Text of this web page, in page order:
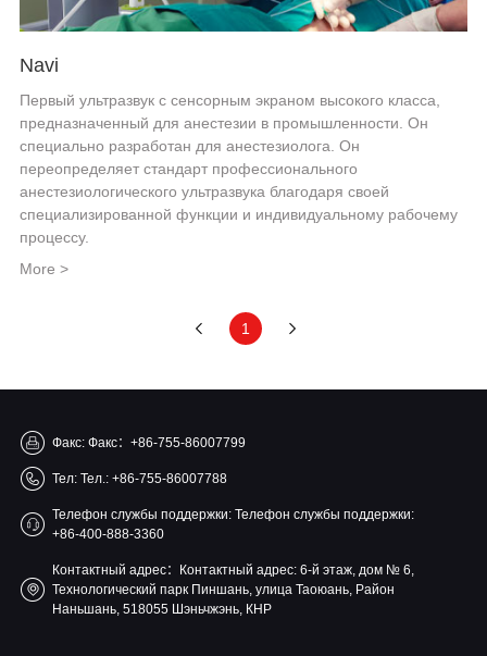
Navi
Первый ультразвук с сенсорным экраном высокого класса,
предназначенный для анестезии в промышленности. Он
специально разработан для анестезиолога. Он
переопределяет стандарт профессионального
анестезиологического ультразвука благодаря своей
специализированной функции и индивидуальному рабочему
процессу.
More >
1
Факс: Факс：+86-755-86007799
Тел: Тел.: +86-755-86007788
Телефон службы поддержки: Телефон службы поддержки:
+86-400-888-3360
Контактный адрес：Контактный адрес: 6-й этаж, дом № 6,
Технологический парк Пиншань, улица Таоюань, Район
Наньшань, 518055 Шэньчжэнь, КНР